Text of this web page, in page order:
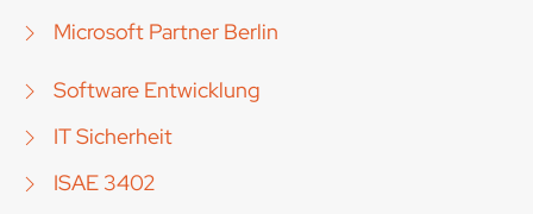
Microsoft Partner Berlin
Software Entwicklung
IT Sicherheit
ISAE 3402